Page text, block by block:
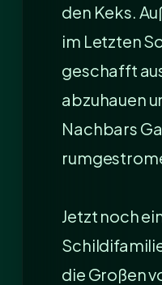
den Keks.
im Letzten
geschafft
abzuhauen
Nachbars
Jetzt noch
die Großen